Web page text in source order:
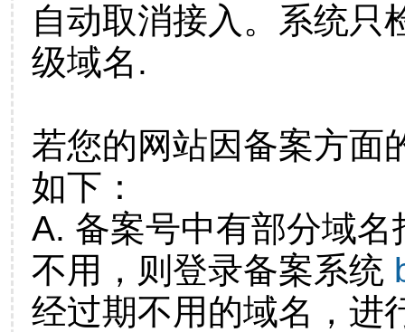
自动取消接入。系统只
级域名.
若您的网站因备案方面
如下：
A. 备案号中有部分域
不用，则登录备案系统
经过期不用的域名，进